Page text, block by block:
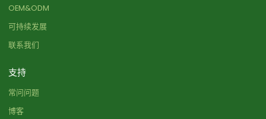
OEM&ODM
可持续发展
联系我们
支持
常问问题
博客